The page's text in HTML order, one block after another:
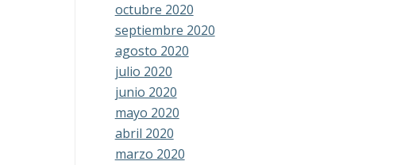
octubre 2020
septiembre 2020
agosto 2020
julio 2020
junio 2020
mayo 2020
abril 2020
marzo 2020